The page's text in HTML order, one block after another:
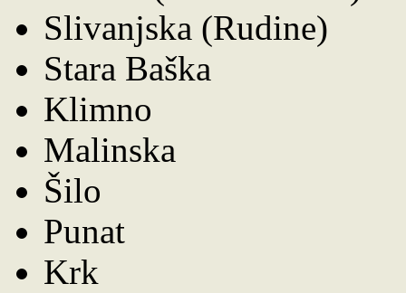
Slivanjska (Rudine)
Stara Baška
Klimno
Malinska
Šilo
Punat
Krk